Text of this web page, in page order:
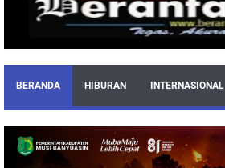
BERANDA HIBURAN INTERNASIONAL